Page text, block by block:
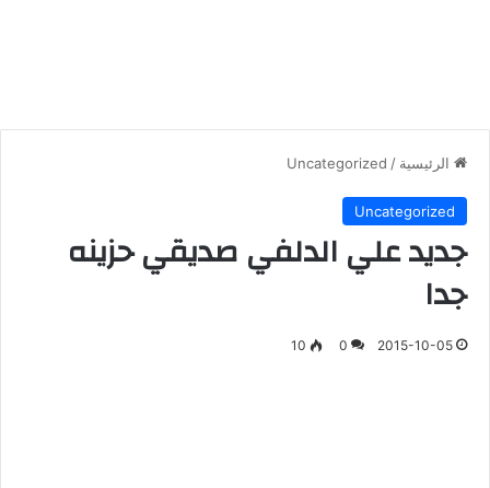
الرئيسية /
Uncategorized
Uncategorized
جديد علي الدلفي صديقي حزينه
جدا
2015-10-05
0
10